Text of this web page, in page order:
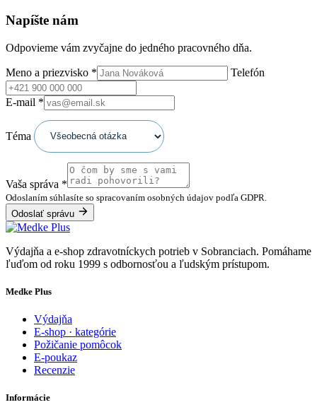
Napíšte nám
Odpovieme vám zvyčajne do jedného pracovného dňa.
Meno a priezvisko * Telefón
E-mail *
Téma
Vaša správa *
Odoslaním súhlasíte so spracovaním osobných údajov podľa GDPR.
Odoslať správu
Výdajňa a e-shop zdravotníckych potrieb v Sobranciach. Pomáhame
ľuďom od roku 1999 s odbornosťou a ľudským prístupom.
Medke Plus
Výdajňa
E-shop · kategórie
Požičanie pomôcok
E-poukaz
Recenzie
Informácie